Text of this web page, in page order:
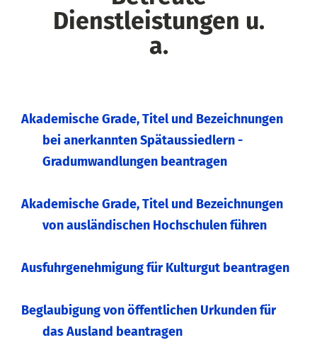
Dienstleistungen u.
a.
Akademische Grade, Titel und Bezeichnungen
bei anerkannten Spätaussiedlern -
Gradumwandlungen beantragen
Akademische Grade, Titel und Bezeichnungen
von ausländischen Hochschulen führen
Ausfuhrgenehmigung für Kulturgut beantragen
Beglaubigung von öffentlichen Urkunden für
das Ausland beantragen